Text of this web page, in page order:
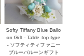
Softy Tiffany Blue Ballo
on Gift - Table top type
- ソフティティファニー
ブルーバルーンギフト